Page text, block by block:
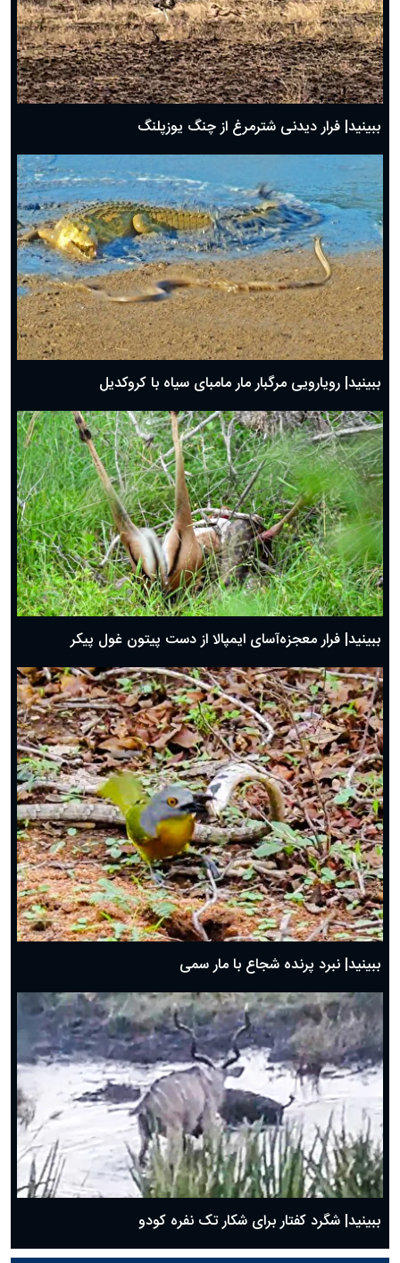
ببینید| فرار دیدنی شترمرغ از چنگ یوزپلنگ
ببینید| رویارویی مرگبار مار مامبای سیاه با کروکدیل
ببینید| فرار معجزه‌آسای ایمپالا از دست پیتون غول پیکر
ببینید| نبرد پرنده شجاع با مار سمی
ببینید| شگرد کفتار برای شکار تک نفره کودو